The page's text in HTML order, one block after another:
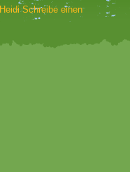
Heidi Schreibe einen